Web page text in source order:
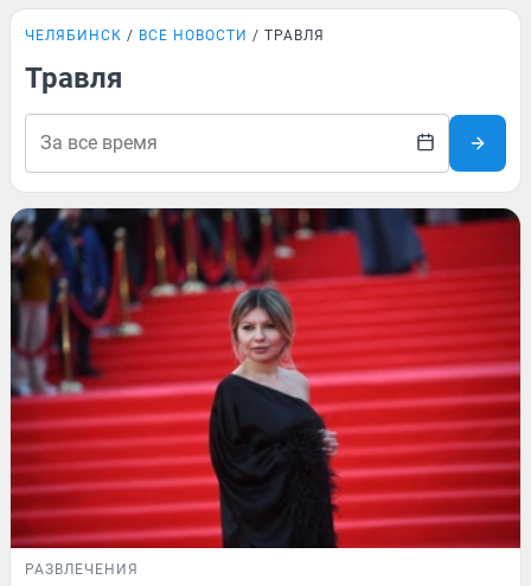
ЧЕЛЯБИНСК ВСЕ НОВОСТИ ТРАВЛЯ
Травля
РАЗВЛЕЧЕНИЯ